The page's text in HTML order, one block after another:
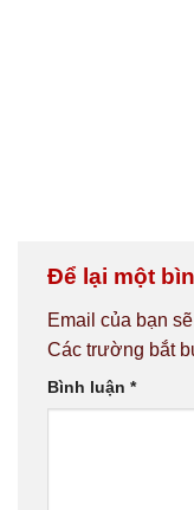
Để lại một
Email của bạn
Các trường bắt
Bình luận *